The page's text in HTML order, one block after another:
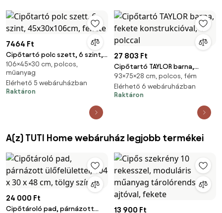
7464 Ft
Cipőtartó polc szett, 6 szint,
45x30x106cm, fekete
106×45×30 cm, polcos,
műanyag
Elérhető 5 webáruházban
Raktáron
27 803 Ft
Cipőtartó TAYLOR barna,
fekete konstrukcióval, 4
polccal
93×75×28 cm, polcos, fém
Elérhető 6 webáruházban
Raktáron
A(z) TUTI Home webáruház legjobb termékei
24 000 Ft
Cipőtároló pad, párnázott
13 900 Ft